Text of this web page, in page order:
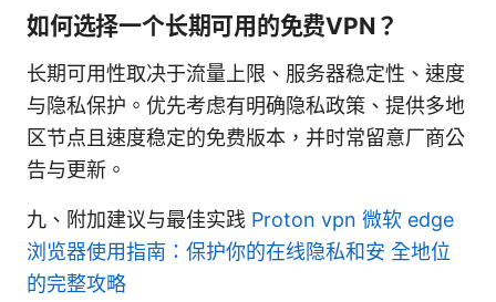
如何选择一个长期可用的免费VPN？
长期可用性取决于流量上限、服务器稳定性、速度
与隐私保护。优先考虑有明确隐私政策、提供多地
区节点且速度稳定的免费版本，并时常留意厂商公
告与更新。
九、附加建议与最佳实践 Proton vpn 微软 edge
浏览器使用指南：保护你的在线隐私和安 全地位
的完整攻略